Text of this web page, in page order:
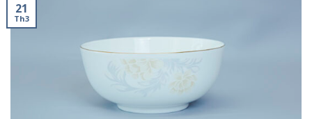
21
Th3